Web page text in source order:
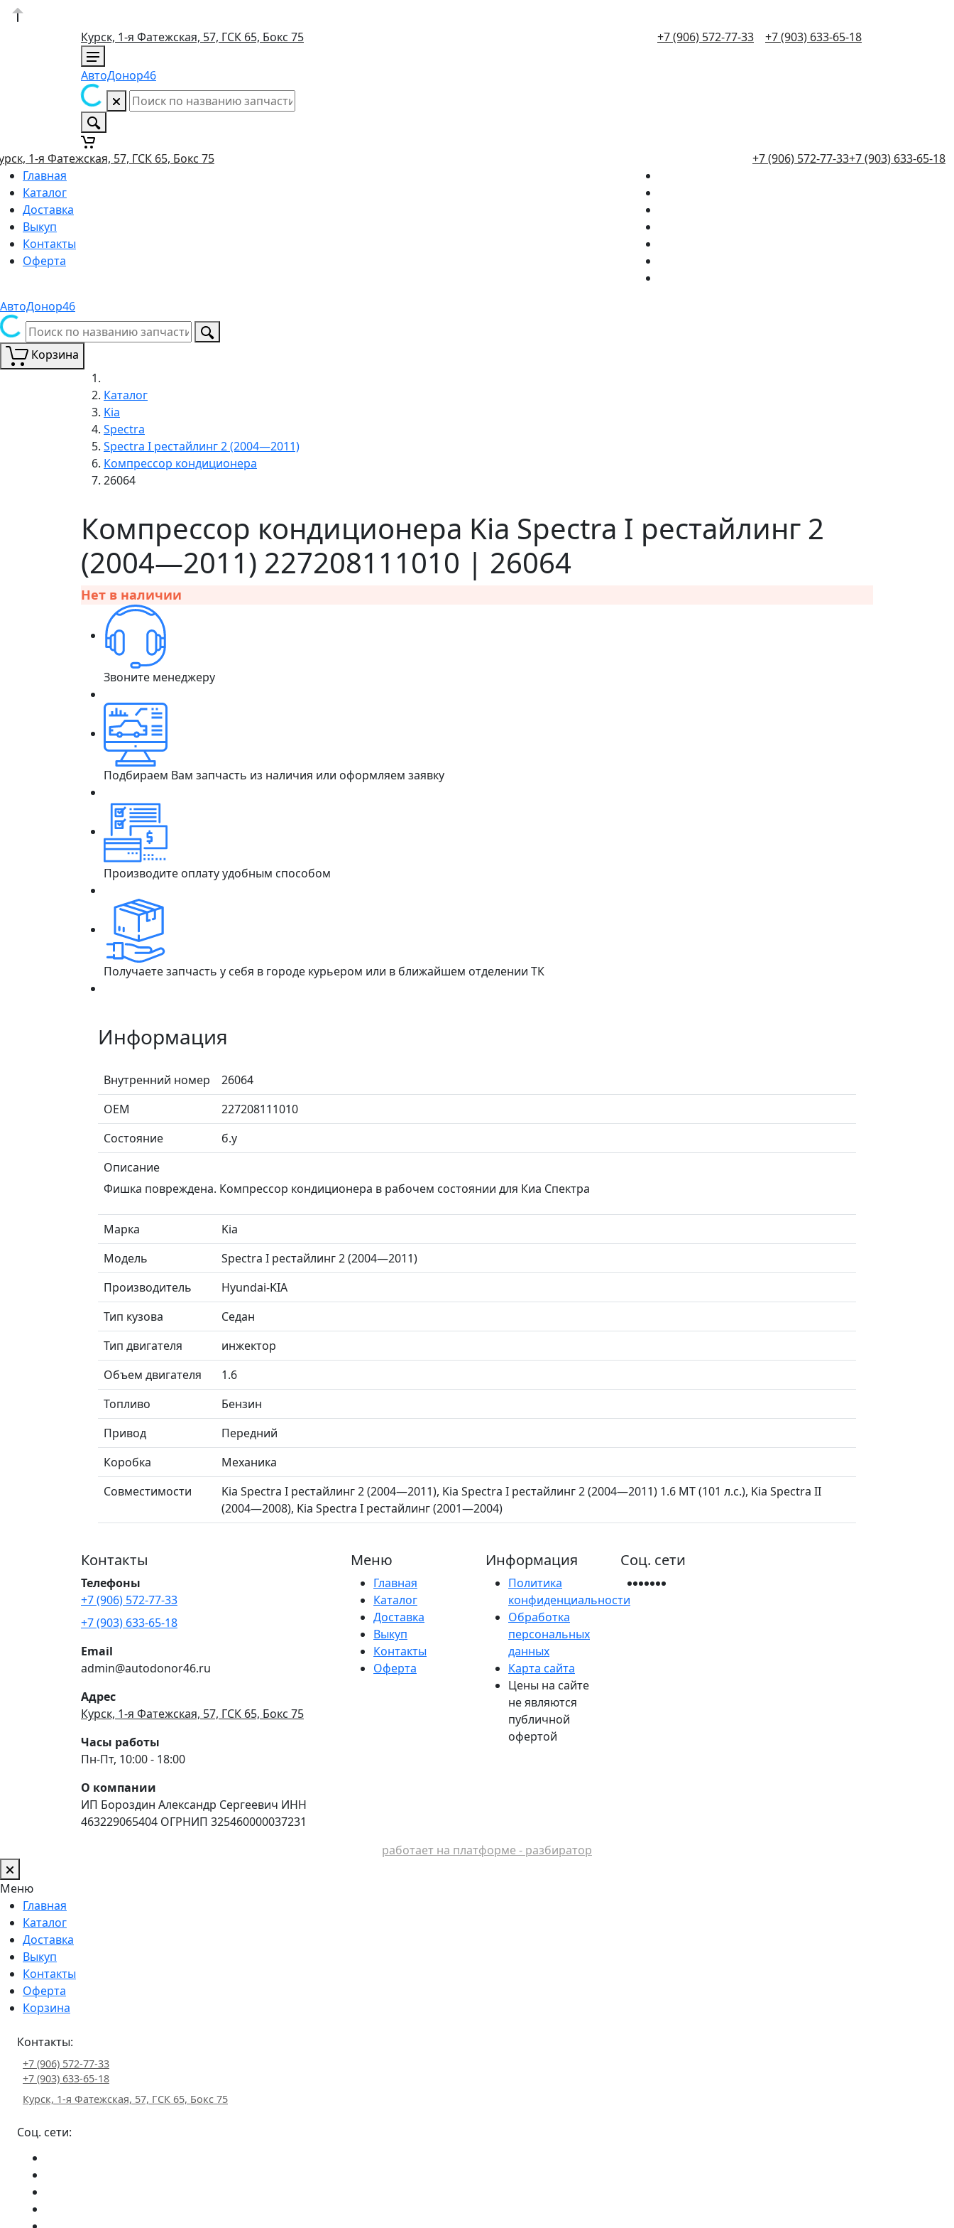
Курск, 1-я Фатежская, 57, ГСК 65, Бокс 75 +7 (906) 572-77-33 +7 (903) 633-65-18
АвтоДонор46
1-я Фатежская, 57, ГСК 65, Бокс 75 +7 (906) 572-77-33+7 (903) 633-65-18
Главная
Каталог
Доставка
Выкуп
Контакты
Оферта
АвтоДонор46
Корзина
Каталог
Kia
Spectra
Spectra I рестайлинг 2 (2004—2011)
Компрессор кондиционера
26064
Компрессор кондиционера Kia Spectra I рестайлинг 2
(2004—2011) 227208111010 | 26064
Нет в наличии
Звоните менеджеру
Подбираем Вам запчасть из наличия или оформляем заявку
Производите оплату удобным способом
Получаете запчасть у себя в городе курьером или в ближайшем отделении ТК
Информация
Внутренний номер
26064
ОЕМ
227208111010
Состояние
б.у
Описание
Фишка повреждена. Компрессор кондиционера в рабочем состоянии для Киа Спектра
Марка
Kia
Модель
Spectra I рестайлинг 2 (2004—2011)
Производитель
Hyundai-KIA
Тип кузова
Седан
Тип двигателя
инжектор
Объем двигателя
1.6
Топливо
Бензин
Привод
Передний
Коробка
Механика
Совместимости
Kia Spectra I рестайлинг 2 (2004—2011), Kia Spectra I рестайлинг 2 (2004—2011) 1.6 MT (101 л.с.), Kia Spectra II
(2004—2008), Kia Spectra I рестайлинг (2001—2004)
Контакты
Телефоны
+7 (906) 572-77-33
+7 (903) 633-65-18
Email
admin@autodonor46.ru
Адрес
Курск, 1-я Фатежская, 57, ГСК 65, Бокс 75
Часы работы
Пн-Пт, 10:00 - 18:00
О компании
ИП Бороздин Александр Сергеевич ИНН
463229065404 ОГРНИП 325460000037231
Меню
Главная
Каталог
Доставка
Выкуп
Контакты
Оферта
Информация
Политика
конфиденциальности
Обработка
персональных
данных
Карта сайта
Цены на сайте
не являются
публичной
офертой
Соц. сети
работает на платформе - разбиратор
Меню
Главная
Каталог
Доставка
Выкуп
Контакты
Оферта
Корзина
Контакты:
+7 (906) 572-77-33
+7 (903) 633-65-18
Курск, 1-я Фатежская, 57, ГСК 65, Бокс 75
Соц. сети: